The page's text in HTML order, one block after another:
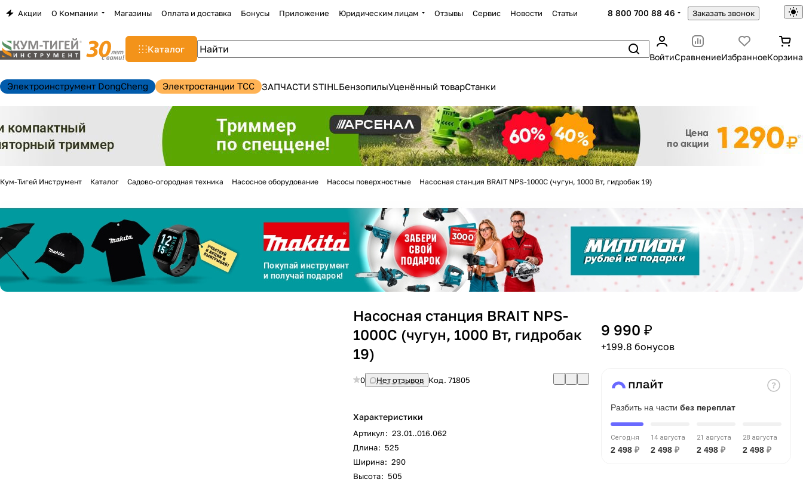
Акции О Компании Магазины Оплата и доставка Бонусы Приложение Юридическим лицам Отзывы Сервис Новости Статьи 8 800 700 88 46 Заказать звонок
Каталог
ВойтиСравнениеИзбранноеКорзина
Электроинструмент DongCheng Электростанции TCC ЗАПЧАСТИ STIHLБензопилыУценённый товарСтанки
Кум-Тигей Инструмент Каталог Садово-огородная техника Насосное оборудование Насосы поверхностные Насосная станция BRAIT NPS-1000C (чугун, 1000 Вт, гидробак 19)
Насосная станция BRAIT NPS-
1000C (чугун, 1000 Вт, гидробак
19)
0 Нет отзывов Код.71805
Характеристики
Артикул: 23.01..016.062
Длина: 525
Ширина: 290
Высота: 505
9 990 ₽
+199.8 бонусов
Разбить на части без переплат
Сегодня
2 498 ₽
14 августа
2 498 ₽
21 августа
2 498 ₽
28 августа
2 498 ₽
Закрыть
Разбейтеоплату
на частибез переплат
График платежей
Оплачивайте сегодня только
% картой любого банка